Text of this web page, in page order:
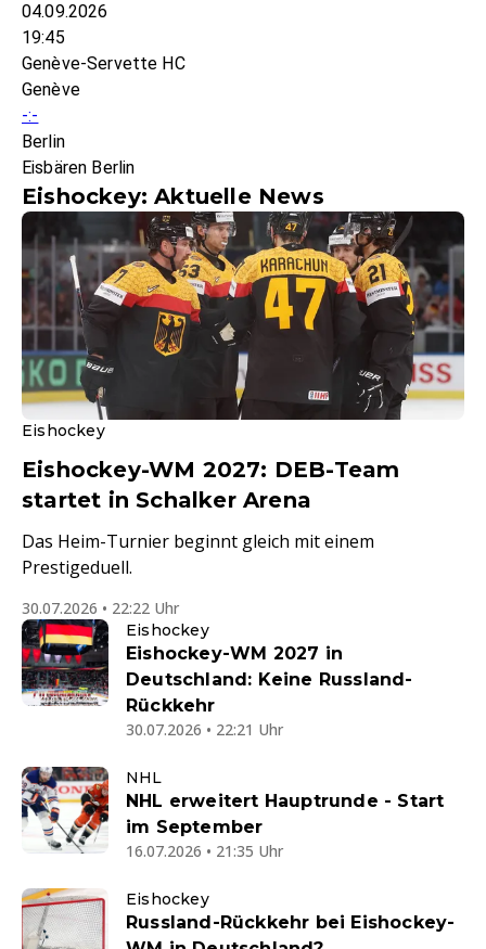
04.09.2026
19:45
Genève-Servette HC
Genève
-:-
Berlin
Eisbären Berlin
Eishockey: Aktuelle News
Eishockey
Eishockey-WM 2027: DEB-Team
startet in Schalker Arena
Das Heim-Turnier beginnt gleich mit einem
Prestigeduell.
30.07.2026 • 22:22 Uhr
Eishockey
Eishockey-WM 2027 in
Deutschland: Keine Russland-
Rückkehr
30.07.2026 • 22:21 Uhr
NHL
NHL erweitert Hauptrunde - Start
im September
16.07.2026 • 21:35 Uhr
Eishockey
Russland-Rückkehr bei Eishockey-